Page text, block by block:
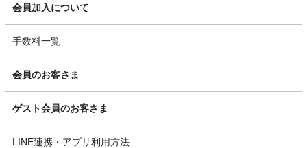
会員加入について
手数料一覧
会員のお客さま
ゲスト会員のお客さま
LINE連携・アプリ利用方法